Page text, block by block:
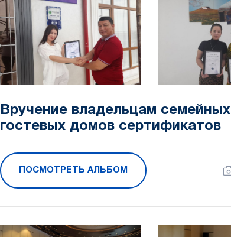
Вручение владельцам семейных
гостевых домов сертификатов
ПОСМОТРЕТЬ АЛЬБОМ